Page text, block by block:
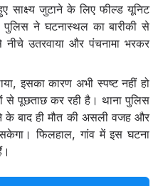
साक्ष्य जुटाने के लिए फील्ड यूनिट
पुलिस ने घटनास्थल का बारीकी से
उतरवाया और पंचनामा भरकर
इसका कारण अभी स्पष्ट नहीं हो
से पूछताछ कर रही है। थाना पुलिस
के बाद ही मौत की असली वजह और
फिलहाल, गांव में इस घटना